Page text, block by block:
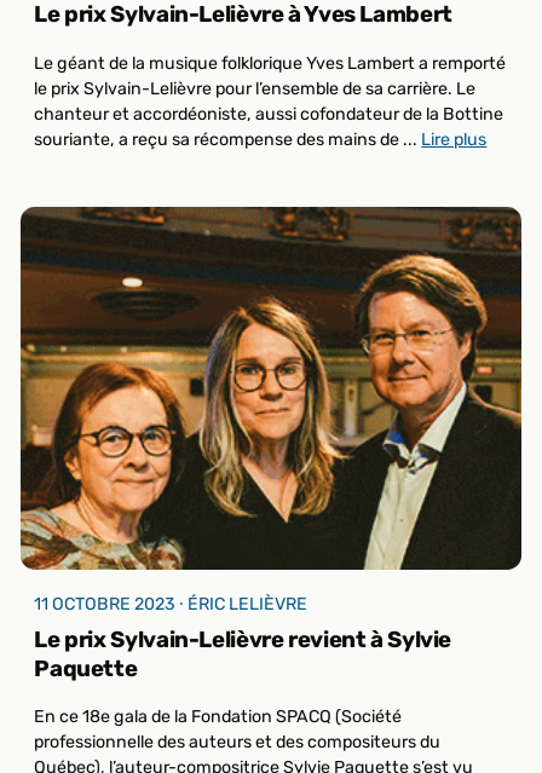
Le prix Sylvain-Lelièvre à Yves Lambert
Le géant de la musique folklorique Yves Lambert a remporté
le prix Sylvain-Lelièvre pour l’ensemble de sa carrière. Le
chanteur et accordéoniste, aussi cofondateur de la Bottine
souriante, a reçu sa récompense des mains de ... Lire plus
Le prix Sylvain-Lelièvre revient à Sylvie
Paquette
11 OCTOBRE 2023 ⸱ ÉRIC LELIÈVRE
En ce 18e gala de la Fondation SPACQ (Société
professionnelle des auteurs et des compositeurs du
Québec), l’auteur-compositrice Sylvie Paquette s’est vu